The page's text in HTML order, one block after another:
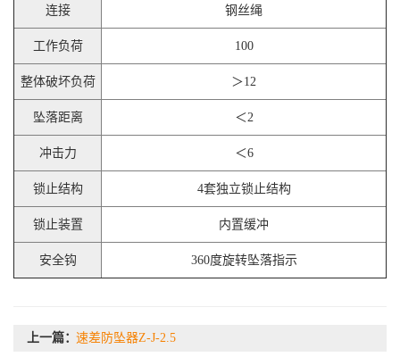
连接 钢丝绳
工作负荷 100
整体破坏负荷 ＞12
坠落距离 ＜2
冲击力 ＜6
锁止结构 4套独立锁止结构
锁止装置 内置缓冲
安全钩 360度旋转坠落指示
上一篇：速差防坠器Z-J-2.5